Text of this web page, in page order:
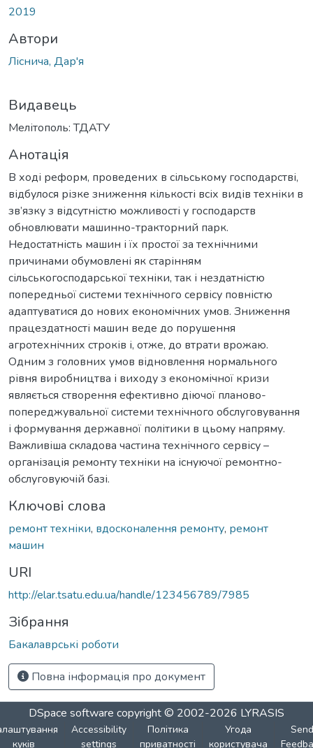
2019
Автори
Ліснича, Дар'я
Видавець
Мелітополь: ТДАТУ
Анотація
В ході реформ, проведених в сільському господарстві,
відбулося різке зниження кількості всіх видів техніки в
зв’язку з відсутністю можливості у господарств
обновлювати машинно-тракторний парк.
Недостатність машин і їх простої за технічними
причинами обумовлені як старінням
сільськогосподарської техніки, так і нездатністю
попередньої системи технічного сервісу повністю
адаптуватися до нових економічних умов. Зниження
працездатності машин веде до порушення
агротехнічних строків і, отже, до втрати врожаю.
Одним з головних умов відновлення нормального
рівня виробництва і виходу з економічної кризи
являється створення ефективно діючої планово-
попереджувальної системи технічного обслуговування
і формування державної політики в цьому напряму.
Важливіша складова частина технічного сервісу –
організація ремонту техніки на існуючої ремонтно-
обслуговуючій базі.
Ключові слова
ремонт техніки, вдосконалення ремонту, ремонт
машин
URI
http://elar.tsatu.edu.ua/handle/123456789/7985
Зібрання
Бакалаврські роботи
Повна інформація про документ
DSpace software copyright © 2002-2026 LYRASIS
куків
Accessibility
settings
Політика
приватності
Угода
користувача
Send